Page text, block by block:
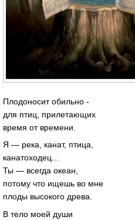
Плодоносит обильно -
для птиц, прилетающих
время от времени.
Я — река, канат, птица,
канатоходец...
Ты — всегда океан,
потому что ищешь во мне
плоды высокого древа.
В тело моей души